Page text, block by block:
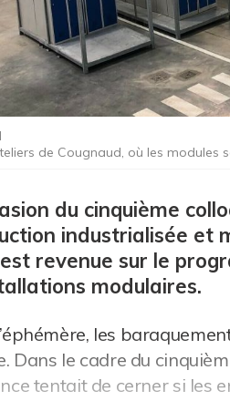
de Cougnaud, où les
du cinquième
industrialisée et
revenue sur le
modulaires.
les
Dans le cadre du
tentait de cerner si les